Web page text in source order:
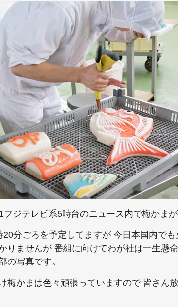
フジテレビ系5時台のニュース内で梅かま
20分ごろを予定してますが 今日本国内で
りませんが 番組に向けてわが社は一生懸
の写真です。
梅かまは色々頑張っていますので 皆さん